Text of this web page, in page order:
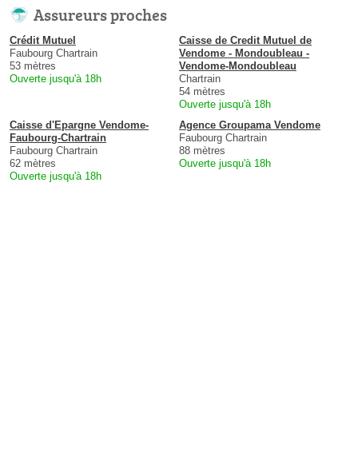
Assureurs proches
Crédit Mutuel
Faubourg Chartrain
53 mètres
Ouverte jusqu'à 18h
Caisse de Credit Mutuel de
Vendome - Mondoubleau -
Vendome-Mondoubleau
Chartrain
54 mètres
Ouverte jusqu'à 18h
Caisse d'Epargne Vendome-
Faubourg-Chartrain
Faubourg Chartrain
62 mètres
Ouverte jusqu'à 18h
Agence Groupama Vendome
Faubourg Chartrain
88 mètres
Ouverte jusqu'à 18h